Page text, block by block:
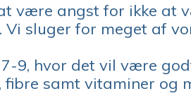
være angst for ikke at
sluger for meget af
9, hvor det vil være
samt vitaminer og